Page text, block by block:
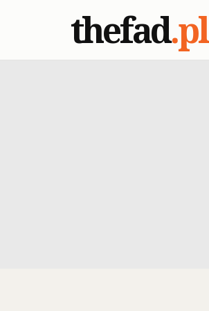
thefad.pl